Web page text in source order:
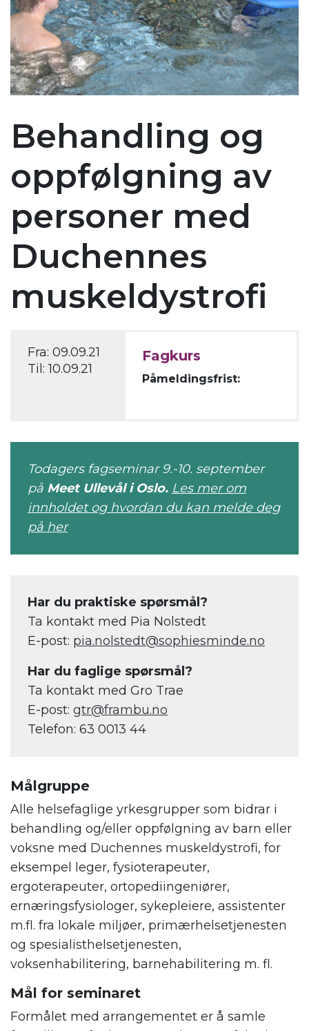
Behandling og
oppfølgning av
personer med
Duchennes
muskeldystrofi
Fra: 09.09.21
Til:10.09.21
Fagkurs
Påmeldingsfrist:
Todagers fagseminar 9.-10. september
på Meet Ullevål i Oslo. Les mer om
innholdet og hvordan du kan melde deg
på her
Har du praktiske spørsmål?
Ta kontakt med Pia Nolstedt
E-post: pia.nolstedt@sophiesminde.no
Har du faglige spørsmål?
Ta kontakt med Gro Trae
E-post: gtr@frambu.no
Telefon: 63 0013 44
Målgruppe
Alle helsefaglige yrkesgrupper som bidrar i
behandling og/eller oppfølgning av barn eller
voksne med Duchennes muskeldystrofi, for
eksempel leger, fysioterapeuter,
ergoterapeuter, ortopediingeniører,
ernæringsfysiologer, sykepleiere, assistenter
m.fl. fra lokale miljøer, primærhelsetjenesten
og spesialisthelsetjenesten,
voksenhabilitering, barnehabilitering m. fl.
Mål for seminaret
Formålet med arrangementet er å samle